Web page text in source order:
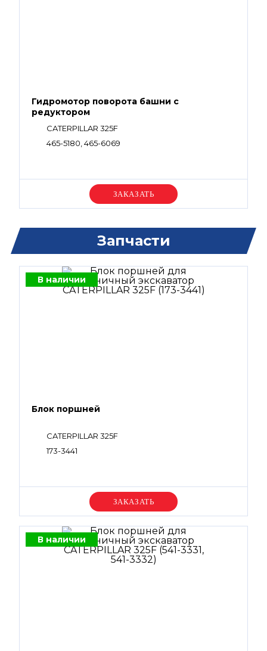
Гидромотор поворота башни с
редуктором
CATERPILLAR 325F
465-5180, 465-6069
Уточняйте цену
Запчасти
В наличии
Блок поршней
CATERPILLAR 325F
173-3441
Уточняйте цену
В наличии